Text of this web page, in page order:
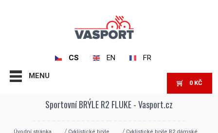
CS EN FR
MENU
0 KČ
Sportovní BRÝLE R2 FLUKE - Vasport.cz
Úvodní stránka Cyklistické brýle
Cyklistické brýle R2 dámské